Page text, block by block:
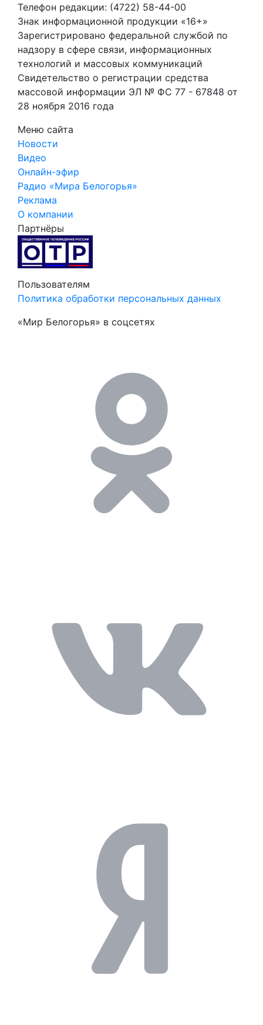
Телефон редакции: (4722) 58-44-00
Знак информационной продукции «16+»
Зарегистрировано федеральной службой по
надзору в сфере связи, информационных
технологий и массовых коммуникаций
Свидетельство о регистрации средства
массовой информации ЭЛ № ФС 77 - 67848 от
28 ноября 2016 года
Меню сайта
Новости
Видео
Онлайн-эфир
Радио «Мира Белогорья»
Реклама
О компании
Партнёры
Пользователям
Политика обработки персональных данных
«Мир Белогорья» в соцсетях